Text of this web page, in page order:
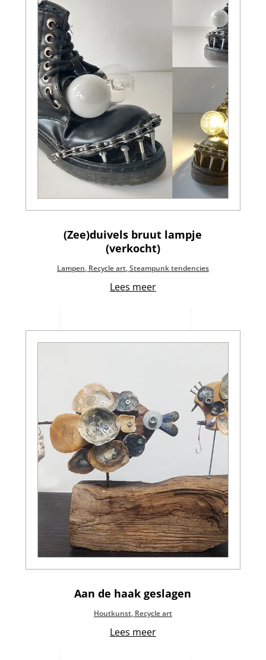
(Zee)duivels bruut lampje
(verkocht)
Lampen, Recycle art,Steampunk tendencies
Lees meer
Aan de haak geslagen
Houtkunst, Recycle art
Lees meer